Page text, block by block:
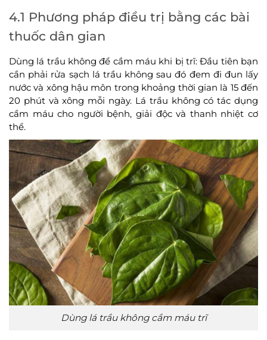
4.1 Phương pháp điều trị bằng các bài
thuốc dân gian
Dùng lá trầu không để cầm máu khi bị trĩ: Đầu tiên bạn
cần phải rửa sạch lá trầu không sau đó đem đi đun lấy
nước và xông hậu môn trong khoảng thời gian là 15 đến
20 phút và xông mỗi ngày. Lá trầu không có tác dụng
cầm máu cho người bệnh, giải độc và thanh nhiệt cơ
thể.
Dùng lá trầu không cầm máu trĩ